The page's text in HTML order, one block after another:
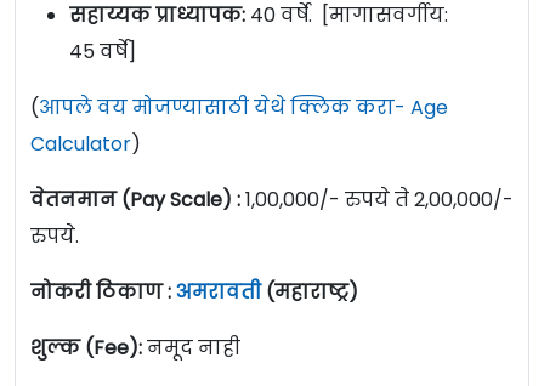
सहाय्यक प्राध्यापक: 40 वर्षे. [मागासवर्गीय:
45 वर्षे]
(आपले वय मोजण्यासाठी येथे क्लिक करा- Age
Calculator)
वेतनमान (Pay Scale) :1,00,000/- रुपये ते 2,00,000/-
रुपये.
नोकरी ठिकाण :अमरावती(महाराष्ट्र)
शुल्क (Fee):नमूद नाही